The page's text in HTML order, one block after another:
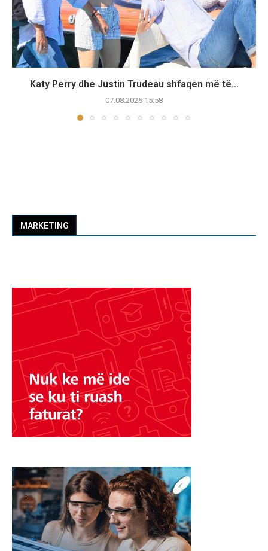
Katy Perry dhe Justin Trudeau shfaqen më të...
07.08.2026 15:58
MARKETING